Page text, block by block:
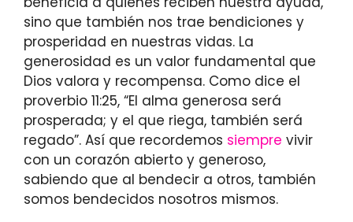
sino que también nos trae bendiciones y
prosperidad en nuestras vidas. La
generosidad es un valor fundamental que
Dios valora y recompensa. Como dice el
proverbio 11:25, “El alma generosa será
prosperada; y el que riega, también será
regado”. Así que recordemos siempre vivir
con un corazón abierto y generoso,
sabiendo que al bendecir a otros, también
somos bendecidos nosotros mismos.